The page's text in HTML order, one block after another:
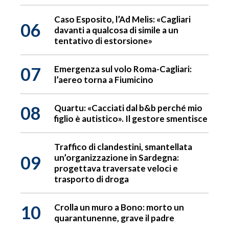
06
Caso Esposito, l’Ad Melis: «Cagliari
davanti a qualcosa di simile a un
tentativo di estorsione»
07
Emergenza sul volo Roma-Cagliari:
l’aereo torna a Fiumicino
08
Quartu: «Cacciati dal b&b perché mio
figlio è autistico». Il gestore smentisce
09
Traffico di clandestini, smantellata
un’organizzazione in Sardegna:
progettava traversate veloci e
trasporto di droga
10
Crolla un muro a Bono: morto un
quarantunenne, grave il padre